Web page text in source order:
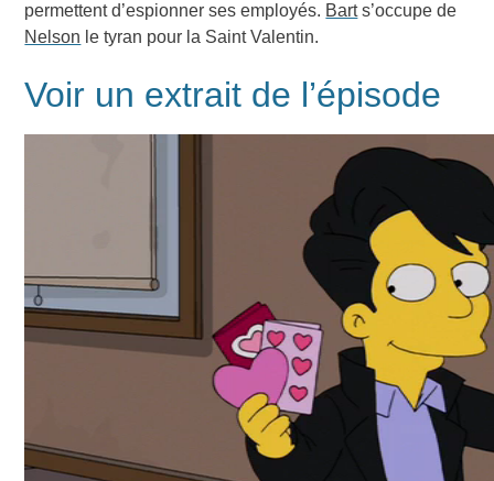
permettent d’espionner ses employés. Barts’occupe de
Nelson le tyran pour la Saint Valentin.
Voir un extrait de l’épisode